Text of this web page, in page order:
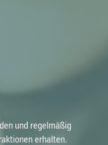
und regelmäßig
erhalten.